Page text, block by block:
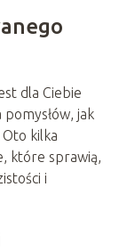
dla Ciebie
jak
kilka
które sprawią,
i